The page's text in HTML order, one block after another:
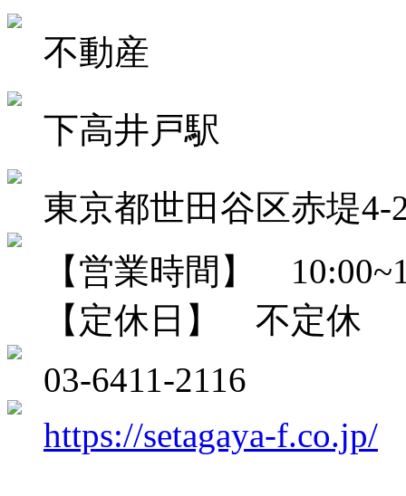
不動産
下高井戸駅
東京都世田谷区赤堤4-
【営業時間】
【定休日】 不定休
03-6411-2116
https://setagaya-f.co.jp/